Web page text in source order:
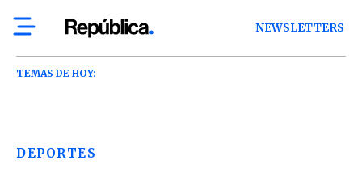
NEWSLETTERS
TEMAS DE HOY:
DEPORTES